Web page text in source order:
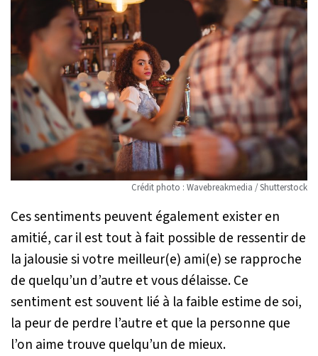
Crédit photo : Wavebreakmedia / Shutterstock
Ces sentiments peuvent également exister en
amitié, car il est tout à fait possible de ressentir de
la jalousie si votre meilleur(e) ami(e) se rapproche
de quelqu’un d’autre et vous délaisse. Ce
sentiment est souvent lié à la faible estime de soi,
la peur de perdre l’autre et que la personne que
l’on aime trouve quelqu’un de mieux.